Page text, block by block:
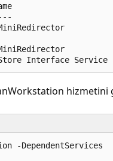
hizmetini
-DependentServices